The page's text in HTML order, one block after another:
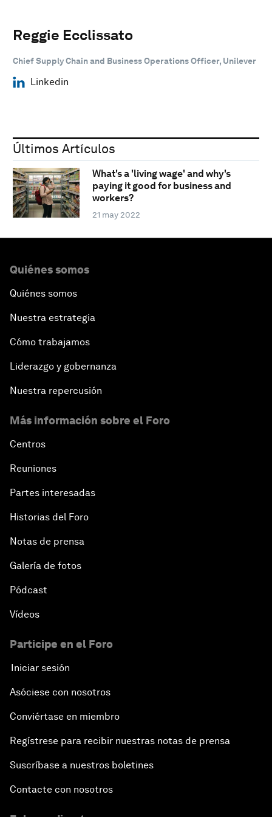
Reggie Ecclissato
Chief Supply Chain and Business Operations Officer, Unilever
Linkedin
Últimos Artículos
What's a 'living wage' and why's
paying it good for business and
workers?
21 may 2022
Quiénes somos
Quiénes somos
Nuestra estrategia
Cómo trabajamos
Liderazgo y gobernanza
Nuestra repercusión
Más información sobre el Foro
Centros
Reuniones
Partes interesadas
Historias del Foro
Notas de prensa
Galería de fotos
Pódcast
Vídeos
Participe en el Foro
Iniciar sesión
Asóciese con nosotros
Conviértase en miembro
Regístrese para recibir nuestras notas de prensa
Suscríbase a nuestros boletines
Contacte con nosotros